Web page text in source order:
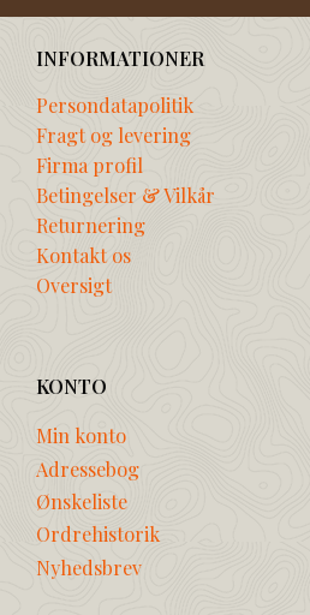
INFORMATIONER
Persondatapolitik
Fragt og levering
Firma profil
Betingelser & Vilkår
Returnering
Kontakt os
Oversigt
KONTO
Min konto
Adressebog
Ønskeliste
Ordrehistorik
Nyhedsbrev